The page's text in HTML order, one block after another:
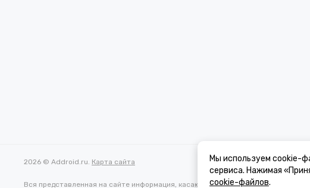
2026 © Addroid.ru. Карта сайта
Вся представленная на сайте информация, касающаяся характеристик,
Мы используем cookie-
сервиса. Нажимая
cookie-файлов.